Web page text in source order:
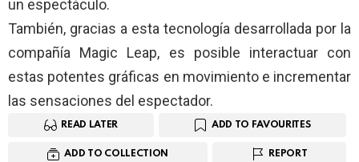
un espectáculo.
También, gracias a esta tecnología desarrollada por la
compañía Magic Leap, es posible interactuar con
estas potentes gráficas en movimiento e incrementar
las sensaciones del espectador.
READ LATER ADD TO FAVOURITES
ADD TO COLLECTION REPORT